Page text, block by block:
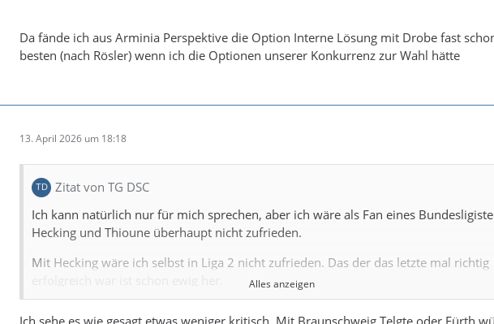
Da fände ich aus Arminia Perspektive die Option Interne Lösung mit Drobe fast
besten (nach Rösler) wenn ich die Optionen unserer Konkurrenz zur Wahl hätte
13. April 2026 um 18:18
Zitat von TG DSC
Ich kann natürlich nur für mich sprechen, aber ich wäre als Fan eines
Hecking und Thioune überhaupt nicht zufrieden.
Mit Hecking wäre ich selbst in Liga 2 nicht zufrieden. Das der das letzte mal richtig
Alles anzeigen
Ich sehe es wie gesagt etwas weniger kritisch. Mit Braunschweig,Telgte oder Fürth